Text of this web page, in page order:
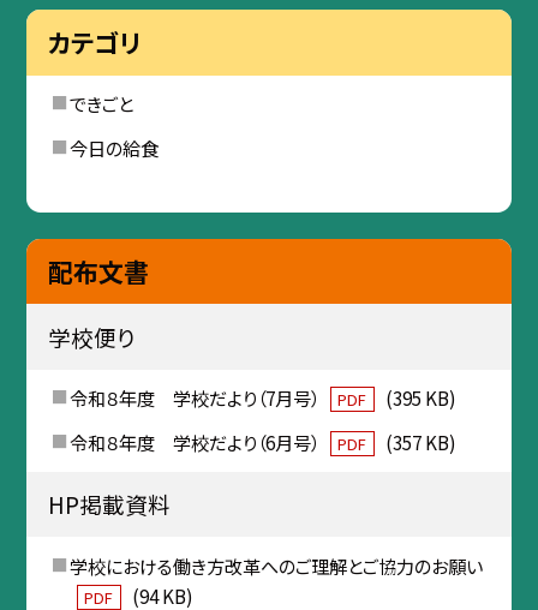
カテゴリ
できごと
今日の給食
配布文書
学校便り
令和８年度 学校だより（7月号） PDF
(395 KB)
令和８年度 学校だより（6月号）
PDF (357 KB)
HP掲載資料
学校における働き方改革へのご理解とご協力のお願い
PDF
(94 KB)